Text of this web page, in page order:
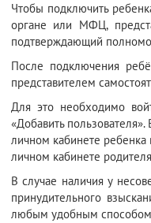
Чтобы подключить
органе или МФЦ,
подтверждающий
После подключения
представителем
Для это необходимо
«Добавить
личном кабинете
личном кабинете
В случае наличия у
принудительного
любым удобным способом: